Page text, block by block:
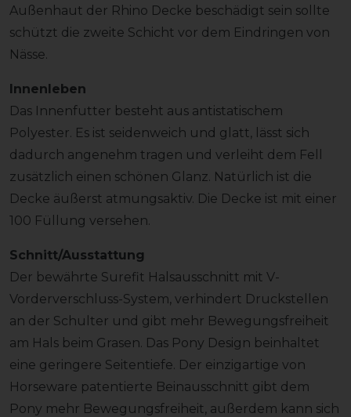
Außenhaut der Rhino Decke beschädigt sein sollte
schützt die zweite Schicht vor dem Eindringen von
Nässe.
Innenleben
Das Innenfutter besteht aus antistatischem
Polyester. Es ist seidenweich und glatt, lässt sich
dadurch angenehm tragen und verleiht dem Fell
zusätzlich einen schönen Glanz. Natürlich ist die
Decke äußerst atmungsaktiv. Die Decke ist mit einer
100 Füllung versehen.
Schnitt/Ausstattung
Der bewährte Surefit Halsausschnitt mit V-
Vorderverschluss-System, verhindert Druckstellen
an der Schulter und gibt mehr Bewegungsfreiheit
am Hals beim Grasen. Das Pony Design beinhaltet
eine geringere Seitentiefe. Der einzigartige von
Horseware patentierte Beinausschnitt gibt dem
Pony mehr Bewegungsfreiheit, außerdem kann sich